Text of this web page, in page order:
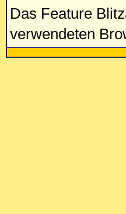
Das Feature
verwendeten